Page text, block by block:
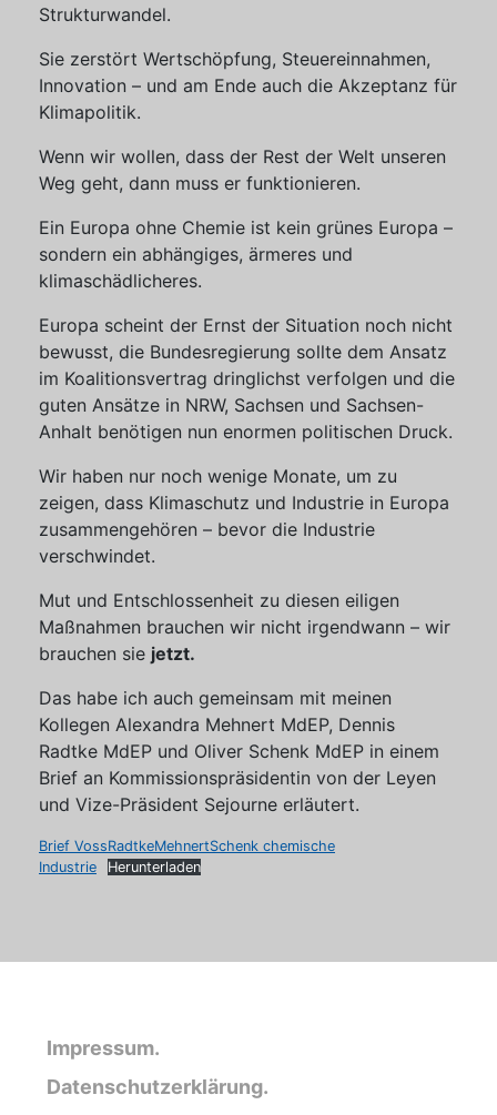
Strukturwandel.
Sie zerstört Wertschöpfung, Steuereinnahmen,
Innovation – und am Ende auch die Akzeptanz für
Klimapolitik.
Wenn wir wollen, dass der Rest der Welt unseren
Weg geht, dann muss er funktionieren.
Ein Europa ohne Chemie ist kein grünes Europa –
sondern ein abhängiges, ärmeres und
klimaschädlicheres.
Europa scheint der Ernst der Situation noch nicht
bewusst, die Bundesregierung sollte dem Ansatz
im Koalitionsvertrag dringlichst verfolgen und die
guten Ansätze in NRW, Sachsen und Sachsen-
Anhalt benötigen nun enormen politischen Druck.
Wir haben nur noch wenige Monate, um zu
zeigen, dass Klimaschutz und Industrie in Europa
zusammengehören – bevor die Industrie
verschwindet.
Mut und Entschlossenheit zu diesen eiligen
Maßnahmen brauchen wir nicht irgendwann – wir
brauchen sie jetzt.
Das habe ich auch gemeinsam mit meinen
Kollegen Alexandra Mehnert MdEP, Dennis
Radtke MdEP und Oliver Schenk MdEP in einem
Brief an Kommissionspräsidentin von der Leyen
und Vize-Präsident Sejourne erläutert.
Brief VossRadtkeMehnertSchenk chemische
Industrie
Herunterladen
Impressum.
Datenschutzerklärung.